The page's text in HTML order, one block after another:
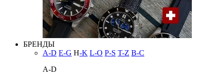
БРЕНДЫ
A-D E-G H-K L-O P-S T-Z В-С
A-D